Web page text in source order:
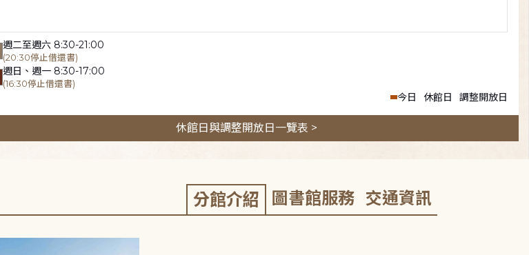
週二至週六 8:30-21:00
(20:30停止借還書)
週日、週一 8:30-17:00
(16:30停止借還書)
今日 休館日 調整開放日
休館日與調整開放日一覽表 >
分館介紹 圖書館服務 交通資訊